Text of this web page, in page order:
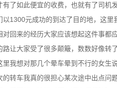
了如此便宜的收费，也就有了司机
1300元成功的到达了目的地，这里
回来的经历大家应该想起这件事都
让大家受了很多颠簸，数数好像转
我想对那几个晕车晕到不行的女生
转车我真的很担心某次途中出点问